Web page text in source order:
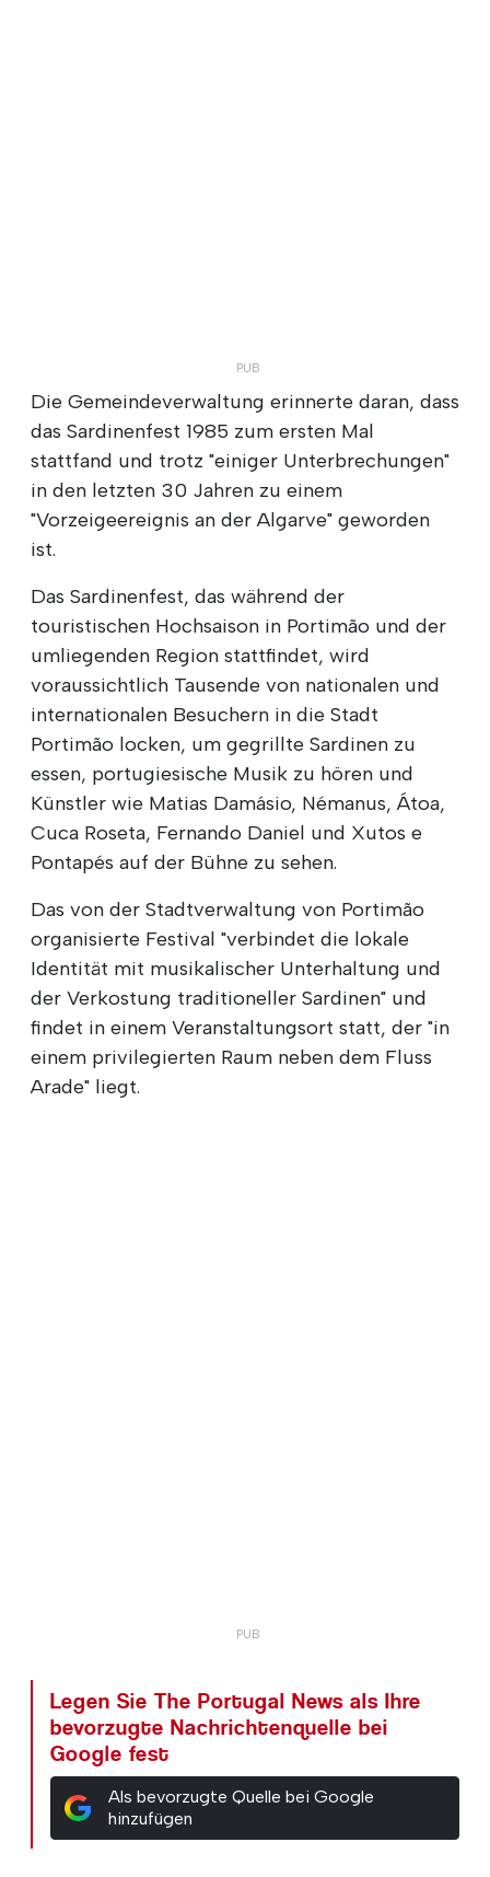
Die Gemeindeverwaltung erinnerte daran, dass
das Sardinenfest 1985 zum ersten Mal
stattfand und trotz "einiger Unterbrechungen"
in den letzten 30 Jahren zu einem
"Vorzeigeereignis an der Algarve" geworden
ist.
Das Sardinenfest, das während der
touristischen Hochsaison in Portimão und der
umliegenden Region stattfindet, wird
voraussichtlich Tausende von nationalen und
internationalen Besuchern in die Stadt
Portimão locken, um gegrillte Sardinen zu
essen, portugiesische Musik zu hören und
Künstler wie Matias Damásio, Némanus, Átoa,
Cuca Roseta, Fernando Daniel und Xutos e
Pontapés auf der Bühne zu sehen.
Das von der Stadtverwaltung von Portimão
organisierte Festival "verbindet die lokale
Identität mit musikalischer Unterhaltung und
der Verkostung traditioneller Sardinen" und
findet in einem Veranstaltungsort statt, der "in
einem privilegierten Raum neben dem Fluss
Arade" liegt.
Legen Sie The Portugal News als Ihre
bevorzugte Nachrichtenquelle bei
Google fest
Als bevorzugte Quelle bei Google
hinzufügen